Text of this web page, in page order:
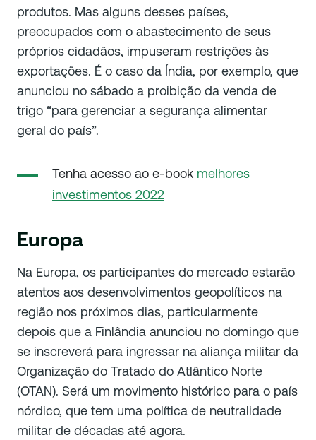
produtos. Mas alguns desses países,
preocupados com o abastecimento de seus
próprios cidadãos, impuseram restrições às
exportações. É o caso da Índia, por exemplo, que
anunciou no sábado a proibição da venda de
trigo “para gerenciar a segurança alimentar
geral do país”.
Tenha acesso ao e-book melhores
investimentos 2022
Europa
Na Europa, os participantes do mercado estarão
atentos aos desenvolvimentos geopolíticos na
região nos próximos dias, particularmente
depois que a Finlândia anunciou no domingo que
se inscreverá para ingressar na aliança militar da
Organização do Tratado do Atlântico Norte
(OTAN). Será um movimento histórico para o país
nórdico, que tem uma política de neutralidade
militar de décadas até agora.